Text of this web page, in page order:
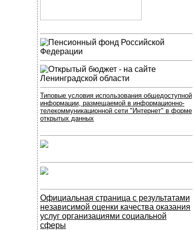
Типовые условия использования общедоступной
информации, размещаемой в информационно-
телекоммуникационной сети "Интернет" в форме
открытых данных
Официальная страница с результатами
независимой оценки качества оказания
услуг организациями социальной
сферы